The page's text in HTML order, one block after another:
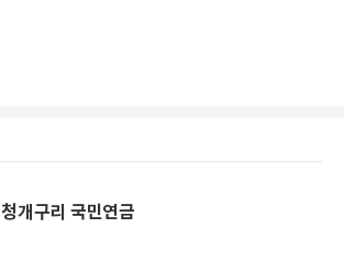
청개구리 국민연금